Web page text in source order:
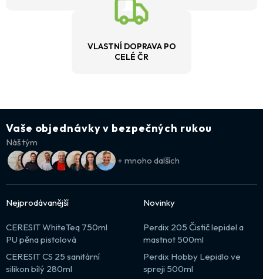
VLASTNÍ DOPRAVA PO
CELÉ ČR
Vaše objednávky v bezpečných rukou
Náš tým
+ mnoho dalších
Nejprodávanější
CERESIT WhiteTeq 750ml
PU pěna pistolová
CERESIT CS 25 sanitární
silikon bílý 280ml
Novinky
Perdix 205 Čistič lepidel a
mastnot 500ml
Perdix Hobby Lepidlo ve
spreji 500ml